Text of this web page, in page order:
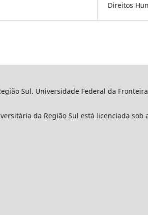
Direitos
Sul. Universidade Federal da Fronteira
da Região Sul está licenciada sob